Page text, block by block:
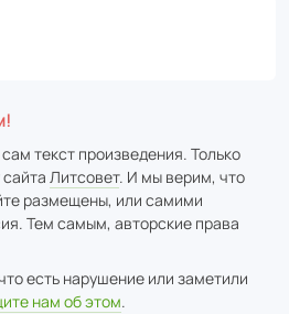
текст произведения. Только
Литсовет. И мы верим, что
размещены, или самими
Тем самым, авторские права
есть нарушение или заметили
нам об этом.